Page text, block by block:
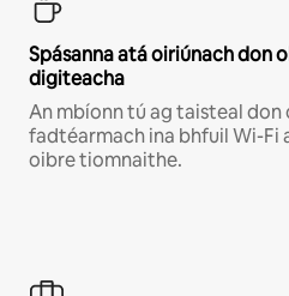
Spásanna atá oiriúnach don
digiteacha
An mbíonn tú ag taisteal don
fadtéarmach ina bhfuil Wi-Fi
oibre tiomnaithe.